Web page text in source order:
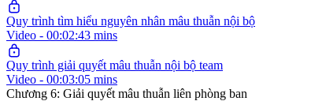
Quy trình tìm hiểu nguyên nhân mâu thuẫn nội bộ
Video - 00:02:43 mins
Quy trình giải quyết mâu thuẫn nội bộ team
Video - 00:03:05 mins
Chương 6: Giải quyết mâu thuẫn liên phòng ban